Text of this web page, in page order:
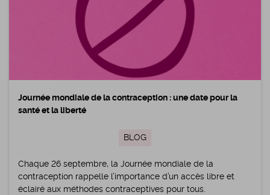
Journée mondiale de la contraception : une date pour la
santé et la liberté
BLOG
Chaque 26 septembre, la Journée mondiale de la
contraception rappelle l’importance d’un accès libre et
éclairé aux méthodes contraceptives pour tous.